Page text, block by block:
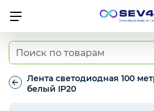
Тарифы
Лента светодиодная 100
белый IP20